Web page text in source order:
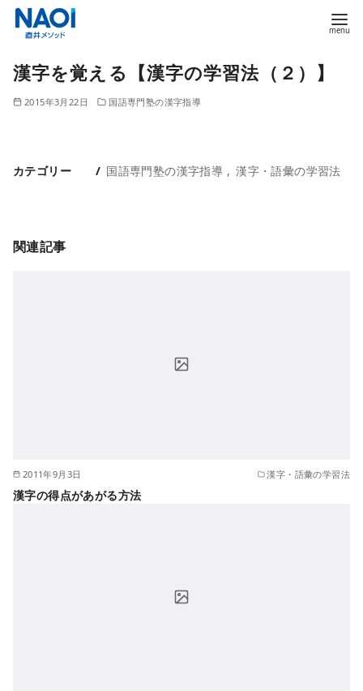
漢字を覚える【漢字の学習法（２）】
2015年3月22日 国語専門塾の漢字指導
カテゴリー 国語専門塾の漢字指導 漢字・語彙の学習法
関連記事
2011年9月3日 漢字・語彙の学習法
漢字の得点があがる方法